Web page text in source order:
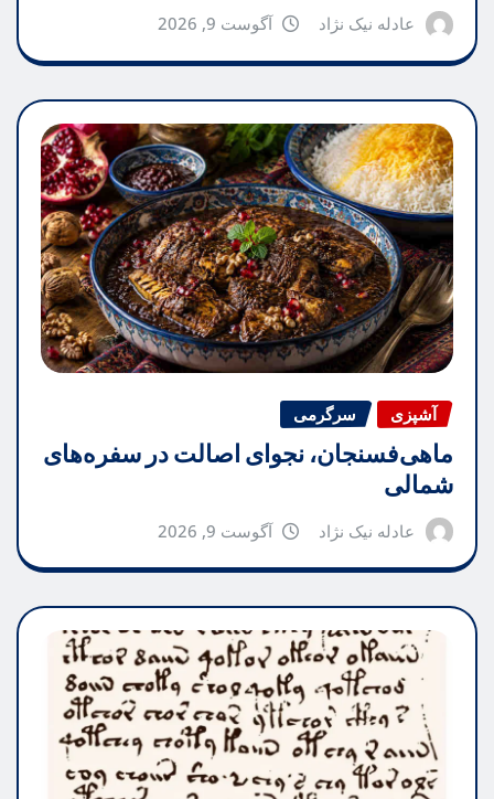
عادله نیک نژاد آگوست 9, 2026
آشپزی سرگرمی
ماهی‌فسنجان، نجوای اصالت در سفره‌های
شمالی
عادله نیک نژاد آگوست 9, 2026